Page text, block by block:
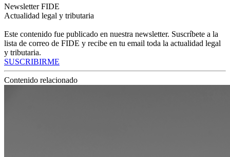
Newsletter FIDE
Actualidad legal y tributaria
Este contenido fue publicado en nuestra newsletter. Suscríbete a la
lista de correo de FIDE y recibe en tu email toda la actualidad legal
y tributaria.
SUSCRIBIRME
Contenido relacionado